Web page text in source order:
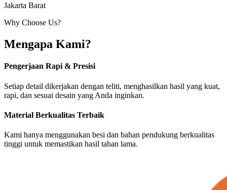
Jakarta Barat
Why Choose Us?
Mengapa Kami?
Pengerjaan Rapi & Presisi
Setiap detail dikerjakan dengan teliti, menghasilkan hasil yang kuat,
rapi, dan sesuai desain yang Anda inginkan.
Material Berkualitas Terbaik
Kami hanya menggunakan besi dan bahan pendukung berkualitas
tinggi untuk memastikan hasil tahan lama.